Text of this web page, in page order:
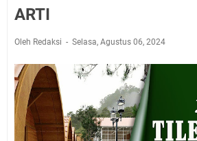
ARTI
Oleh Redaksi Selasa, Agustus 06, 2024